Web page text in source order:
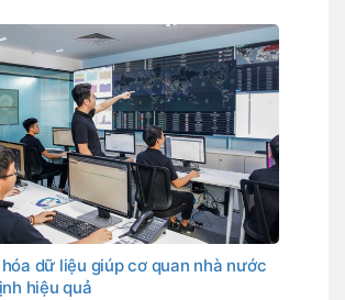
dữ liệu giúp cơ quan nhà nước
hiệu quả